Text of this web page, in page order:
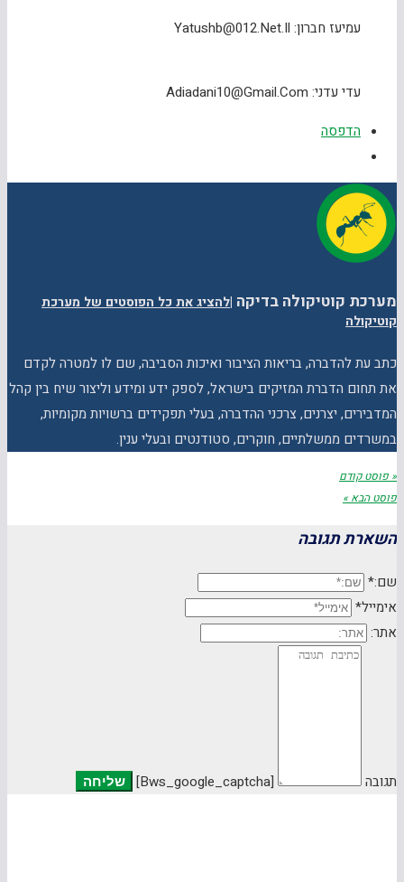
עמיעז חברון: Yatushb@012.net.il
עדי עדני: Adiadani10@gmail.com
הדפסה
מערכת קוטיקולה בדיקה |להציג את כל הפוסטים של מערכת
קוטיקולה
כתב עת להדברה, בריאות הציבור ואיכות הסביבה, שם לו למטרה לקדם
את תחום הדברת המזיקים בישראל, לספק ידע ומידע וליצור שיח בין קהל
המדבירים, יצרנים, צרכני ההדברה, בעלי תפקידים ברשויות מקומיות,
במשרדים ממשלתיים, חוקרים, סטודנטים ובעלי ענין.
« פוסט קודם
פוסט הבא »
השארת תגובה
שם:*
אימייל*
אתר:
תגובה [bws_google_captcha]